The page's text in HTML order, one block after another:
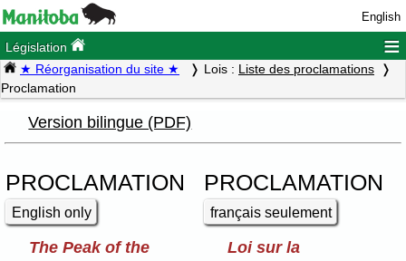
English
Législation ≡
★ Réorganisation du site ★ Lois : Liste des proclamations
Proclamation
Version bilingue (PDF)
PROCLAMATION
English only
PROCLAMATION
français seulement
The Peak of the
Loi sur la